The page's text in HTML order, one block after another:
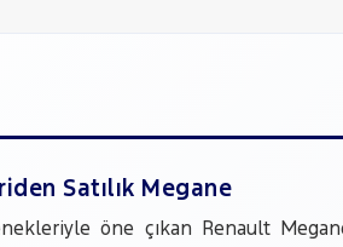
Satılık Megane
öne çıkan Renault